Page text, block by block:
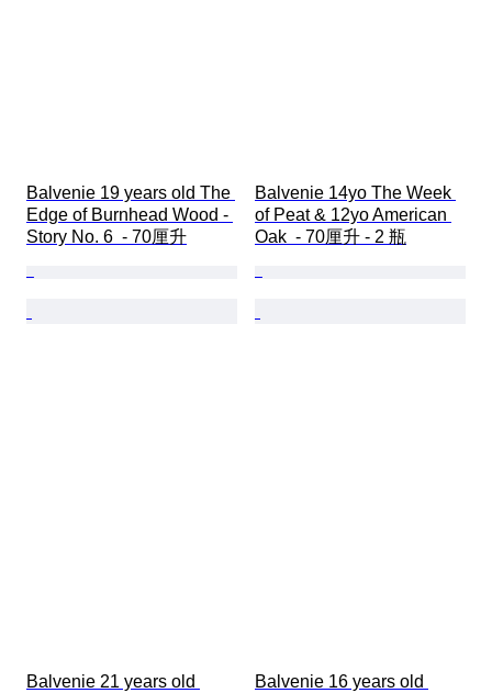
Balvenie 19 years old The
Edge of Burnhead Wood -
Story No. 6  - 70厘升
Balvenie 14yo The Week
of Peat & 12yo American
Oak  - 70厘升 - 2 瓶
Balvenie 21 years old
Balvenie 16 years old